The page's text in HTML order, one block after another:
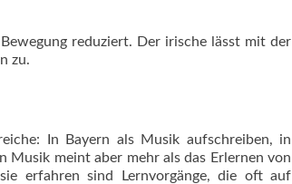
reduziert. Der irische lässt mit der
zu.
In Bayern als Musik aufschreiben, in
Musik meint aber mehr als das Erlernen von
erfahren sind Lernvorgänge, die oft auf